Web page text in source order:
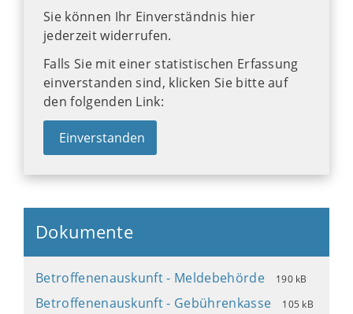
Sie können Ihr Einverständnis hier
jederzeit widerrufen.
Falls Sie mit einer statistischen Erfassung
einverstanden sind, klicken Sie bitte auf
den folgenden Link:
Einverstanden
Dokumente
Betroffenenauskunft - Meldebehörde 190 kB
Betroffenenauskunft - Gebührenkasse 105 kB